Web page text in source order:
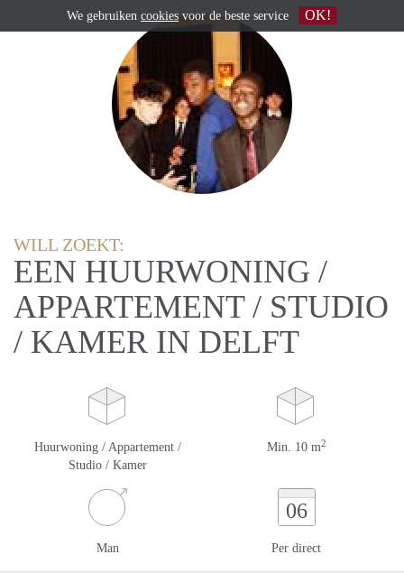
WILL ZOEKT:
EEN HUURWONING /
APPARTEMENT / STUDIO
/ KAMER IN DELFT
Huurwoning / Appartement /
Studio / Kamer
Min. 10 m2
Man
06
Per direct
We gebruiken cookies voor de beste service OK!